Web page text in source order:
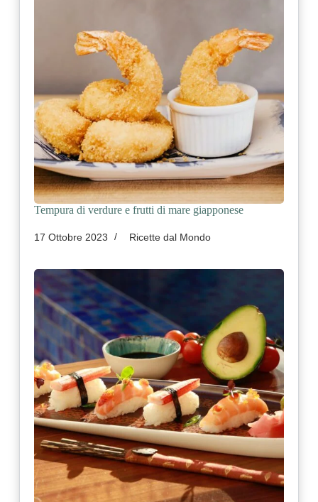
Tempura di verdure e frutti di mare giapponese
17 Ottobre 2023 Ricette dal Mondo